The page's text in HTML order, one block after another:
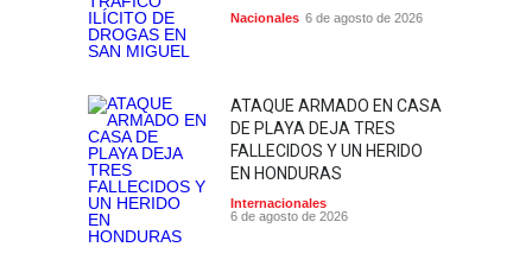
Nacionales 6 de agosto de 2026
ATAQUE ARMADO EN CASA
DE PLAYA DEJA TRES
FALLECIDOS Y UN HERIDO
EN HONDURAS
Internacionales
6 de agosto de 2026